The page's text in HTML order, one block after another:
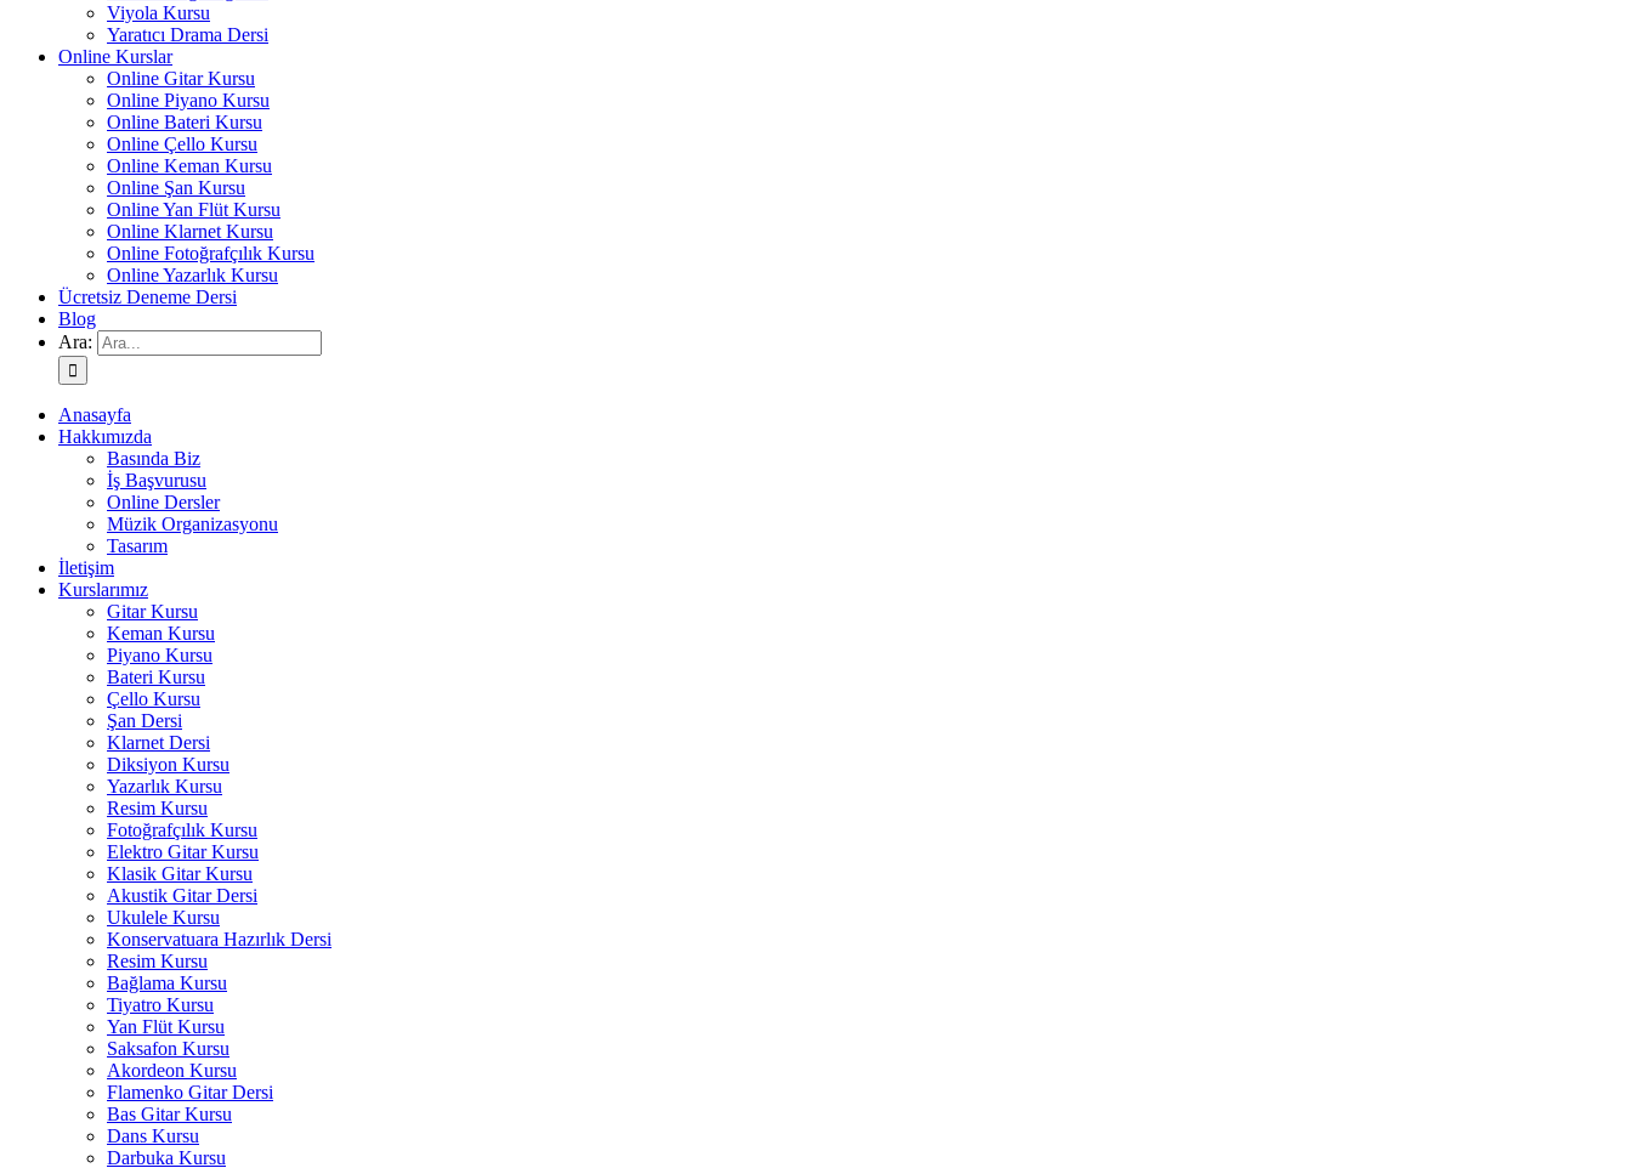
Viyola Kursu
Yaratıcı Drama Dersi
Online Kurslar
Online Gitar Kursu
Online Piyano Kursu
Online Bateri Kursu
Online Çello Kursu
Online Keman Kursu
Online Şan Kursu
Online Yan Flüt Kursu
Online Klarnet Kursu
Online Fotoğrafçılık Kursu
Online Yazarlık Kursu
Ücretsiz Deneme Dersi
Blog
Ara:
Anasayfa
Hakkımızda
Basında Biz
İş Başvurusu
Online Dersler
Müzik Organizasyonu
Tasarım
İletişim
Kurslarımız
Gitar Kursu
Keman Kursu
Piyano Kursu
Bateri Kursu
Çello Kursu
Şan Dersi
Klarnet Dersi
Diksiyon Kursu
Yazarlık Kursu
Resim Kursu
Fotoğrafçılık Kursu
Elektro Gitar Kursu
Klasik Gitar Kursu
Akustik Gitar Dersi
Ukulele Kursu
Konservatuara Hazırlık Dersi
Resim Kursu
Bağlama Kursu
Tiyatro Kursu
Yan Flüt Kursu
Saksafon Kursu
Akordeon Kursu
Flamenko Gitar Dersi
Bas Gitar Kursu
Dans Kursu
Darbuka Kursu